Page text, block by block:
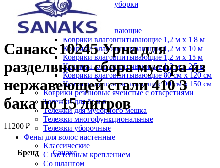
Пылесосы для сухой уборки
Уборочный инвентарь
Ведра на колесах
Коврики влаговпитывающие
Коврики влаговпитывающие 1,2 м х 1,8 м
Коврики влаговпитывающие 1,2 м х 10 м
Коврики влаговпитывающие 1,2 м х 15 м
Коврики влаговпитывающие 1,2 м х 2,5 м
Коврики влаговпитывающие 80 см х 120 см
Коврики влаговпитывающие 90 см х 150 см
Коврики резиновые ячеистые с отверстиями
Тележки для белья
Тележки для мусорного мешка
Тележки многофункциональные
Тележки уборочные
Фены для волос настенные
Классические
С настенным креплением
Со шлангом
Санакс 10245 Урна для
раздельного сбора мусора из
нержавеющей стали 410 3
бака по 15 литров
11200 ₽
Бренд Санакс